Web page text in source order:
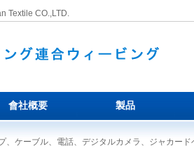
Textile CO.,LTD.
會社概要 製品
、ケーブル、電話、デジタルカメラ、ジャカー